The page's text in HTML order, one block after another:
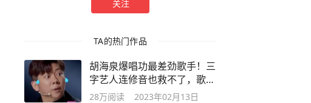
关注
TA的热门作品
胡海泉爆唱功最差劲歌手！三
字艺人连修音也救不了，歌非
常红
28万阅读 2023年02月13日